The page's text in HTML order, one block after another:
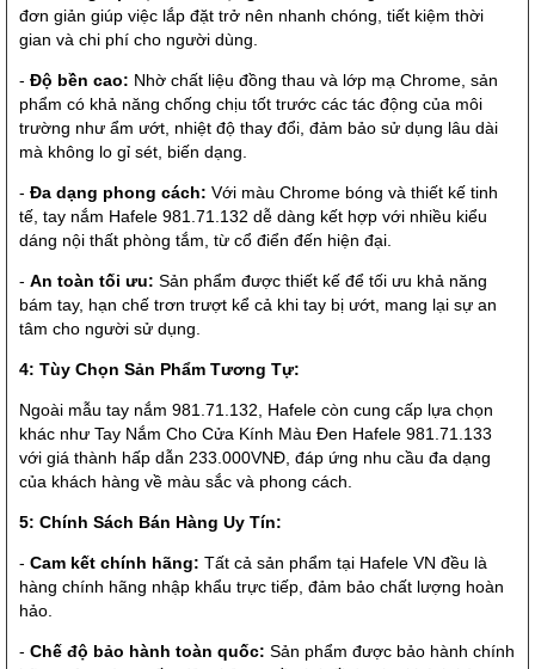
đơn giản giúp việc lắp đặt trở nên nhanh chóng, tiết kiệm thời
gian và chi phí cho người dùng.
- Độ bền cao: Nhờ chất liệu đồng thau và lớp mạ Chrome, sản
phẩm có khả năng chống chịu tốt trước các tác động của môi
trường như ẩm ướt, nhiệt độ thay đổi, đảm bảo sử dụng lâu dài
mà không lo gỉ sét, biến dạng.
- Đa dạng phong cách: Với màu Chrome bóng và thiết kế tinh
tế, tay nắm Hafele 981.71.132 dễ dàng kết hợp với nhiều kiểu
dáng nội thất phòng tắm, từ cổ điển đến hiện đại.
- An toàn tối ưu: Sản phẩm được thiết kế để tối ưu khả năng
bám tay, hạn chế trơn trượt kể cả khi tay bị ướt, mang lại sự an
tâm cho người sử dụng.
4: Tùy Chọn Sản Phẩm Tương Tự:
Ngoài mẫu tay nắm 981.71.132, Hafele còn cung cấp lựa chọn
khác như Tay Nắm Cho Cửa Kính Màu Đen Hafele 981.71.133
với giá thành hấp dẫn 233.000VNĐ, đáp ứng nhu cầu đa dạng
của khách hàng về màu sắc và phong cách.
5: Chính Sách Bán Hàng Uy Tín:
- Cam kết chính hãng: Tất cả sản phẩm tại Hafele VN đều là
hàng chính hãng nhập khẩu trực tiếp, đảm bảo chất lượng hoàn
hảo.
- Chế độ bảo hành toàn quốc: Sản phẩm được bảo hành chính